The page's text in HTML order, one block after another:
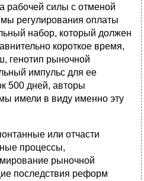
рабочей силы с отменой
регулирования оплаты
набор, который должен
короткое время,
генотип рыночной
импульс для ее
500 дней, авторы
имели в виду именно эту
или отчасти
процессы,
рыночной
последствия реформ